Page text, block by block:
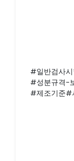
#일반검사시
#성분규격-
#제조기준#